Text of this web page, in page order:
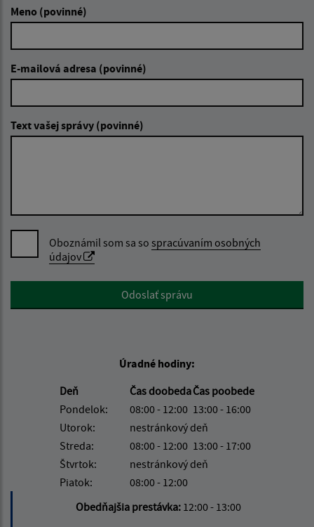
Meno (povinné)
E-mailová adresa (povinné)
Text vašej správy (povinné)
Oboznámil som sa so spracúvaním osobných
údajov
Google reCaptcha ResponseOdoslať správu
Úradné hodiny:
Deň
Čas doobedaČas poobede
Pondelok:
08:00 - 12:00 13:00 - 16:00
Utorok:
nestránkový deň
Streda:
08:00 - 12:00 13:00 - 17:00
Štvrtok:
nestránkový deň
Piatok:
08:00 - 12:00
Obedňajšia prestávka: 12:00 - 13:00